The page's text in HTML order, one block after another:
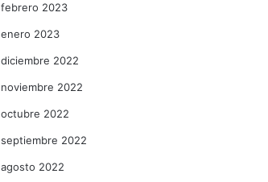
febrero 2023
enero 2023
diciembre 2022
noviembre 2022
octubre 2022
septiembre 2022
agosto 2022